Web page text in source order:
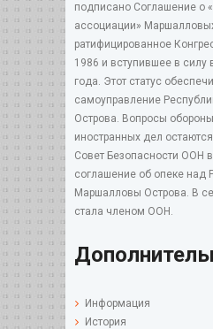
подписано Соглашение о
ассоциации»
ратифицированное
1986 и вступившее в силу
года. Этот статус
самоуправление
Острова. Вопросы
иностранных дел
Совет Безопасности ООН
соглашение об опеке над
Маршалловы Острова. В
стала членом ООН.
Информация
История